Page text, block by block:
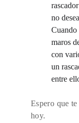
no
Cuando
maros
con
un
entre
Espero que
hoy.